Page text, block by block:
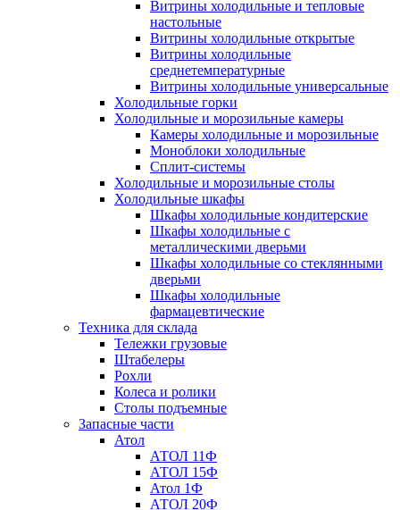
Витрины холодильные и тепловые
настольные
Витрины холодильные открытые
Витрины холодильные
среднетемпературные
Витрины холодильные универсальные
Холодильные горки
Холодильные и морозильные камеры
Камеры холодильные и морозильные
Моноблоки холодильные
Сплит-системы
Холодильные и морозильные столы
Холодильные шкафы
Шкафы холодильные кондитерские
Шкафы холодильные с
металлическими дверьми
Шкафы холодильные со стеклянными
дверьми
Шкафы холодильные
фармацевтические
Техника для склада
Тележки грузовые
Штабелеры
Рохли
Колеса и ролики
Столы подъемные
Запасные части
Атол
АТОЛ 11Ф
АТОЛ 15Ф
Атол 1Ф
АТОЛ 20Ф